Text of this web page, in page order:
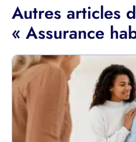
Autres articles
« Assurance